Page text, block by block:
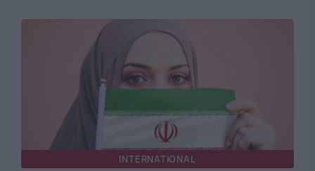
INTERNATIONAL